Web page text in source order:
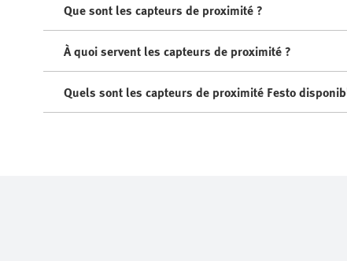
Que sont les capteurs de proximité ?
À quoi servent les capteurs de proximité ?
Quels sont les capteurs de proximité Festo